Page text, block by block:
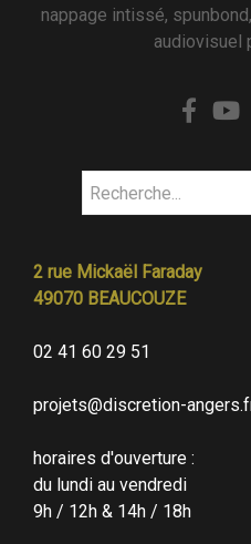
nappage intissé,
audiovisuel
2 rue Mickaël Faraday
49070 BEAUCOUZE
02 41 60 29 51
projets@discretion-
horaires d'ouverture :
du lundi au vendredi
9h / 12h & 14h / 18h